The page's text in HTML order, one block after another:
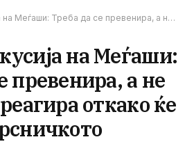
се превенира, а не само да се реагира откако ќе се случи врсничкото насилство
на Меѓаши:
превенира, а не
откако ќе